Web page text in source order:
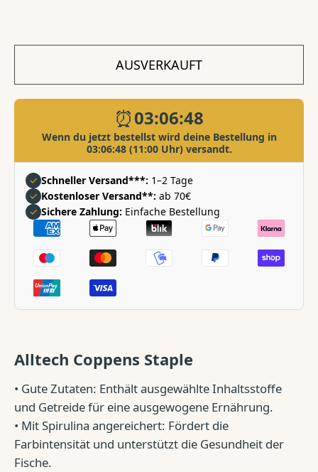
AUSVERKAUFT
⏰03:06:48
Wenn du jetzt bestellst wird deine Bestellung in
03:06:48(11:00 Uhr) versandt.
✓ Schneller Versand***: 1–2 Tage
✓ Kostenloser Versand**: ab 70€
✓ Sichere Zahlung: Einfache Bestellung
Zahlungsarten
Alltech Coppens Staple
• Gute Zutaten: Enthält ausgewählte Inhaltsstoffe
und Getreide für eine ausgewogene Ernährung.
• Mit Spirulina angereichert: Fördert die
Farbintensität und unterstützt die Gesundheit der
Fische.